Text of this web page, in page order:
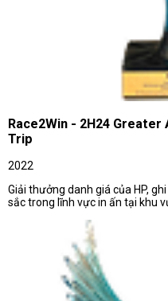
Race2Win - 2H24
Trip
2022
Giải thưởng danh giá của HP,
sắc trong lĩnh vực in ấn tại khu